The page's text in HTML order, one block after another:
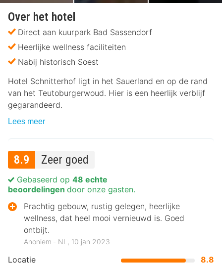
Over het hotel
Direct aan kuurpark Bad Sassendorf
Heerlijke wellness faciliteiten
Nabij historisch Soest
Hotel Schnitterhof ligt in het Sauerland en op de rand
van het Teutoburgerwoud. Hier is een heerlijk verblijf
gegarandeerd.
Lees meer
8.9 Zeer goed
Locatie
8.8
Gebaseerd op 48 echte
beoordelingen door onze gasten.
Prachtig gebouw, rustig gelegen, heerlijke
wellness, dat heel mooi vernieuwd is. Goed
ontbijt.
Anoniem ‐ NL, 10 jan 2023